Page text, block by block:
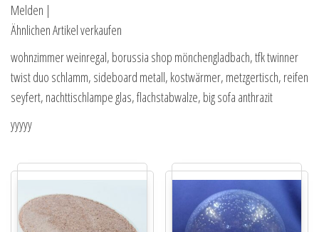
Melden |
Ähnlichen Artikel verkaufen
wohnzimmer weinregal, borussia shop mönchengladbach, tfk twinner
twist duo schlamm, sideboard metall, kostwärmer, metzgertisch, reifen
seyfert, nachttischlampe glas, flachstabwalze, big sofa anthrazit
yyyyy